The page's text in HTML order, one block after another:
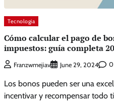
Tecnologia
Cómo calcular el pago de
impuestos: guía completa
Franzwmejiav June 29, 2024 0
Los bonos pueden ser una
incentivar y recompensar todo